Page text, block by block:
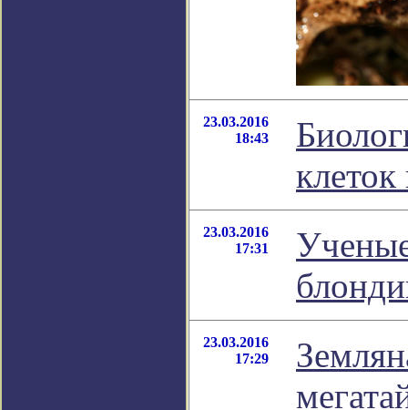
23.03.2016
18:43
23.03.2016
17:31
23.03.2016
17:29